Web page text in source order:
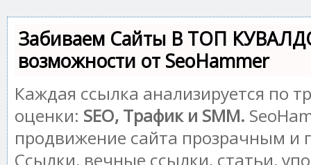
Забиваем Сайты В ТОП
возможности от SeoHammer
Каждая ссылка анализируется по
оценки: SEO, Трафик и SMM.
продвижение сайта прозрачным и
Ссылки, вечные ссылки, статьи,